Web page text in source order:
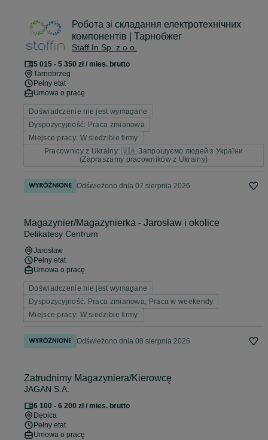
Робота зі складання електротехнічних
компонентів | Тарнобжег
Staff In Sp. z o.o.
5 015 - 5 350 zł / mies. brutto
Tarnobrzeg
Pełny etat
Umowa o pracę
Doświadczenie nie jest wymagane
Dyspozycyjność: Praca zmianowa
Miejsce pracy: W siedzibie firmy
Pracownicy z Ukrainy: 🇺🇦 Запрошуємо людей з України
(Zapraszamy pracowników z Ukrainy)
Odświeżono dnia 07 sierpnia 2026
Magazynier/Magazynierka - Jarosław i okolice
Delikatesy Centrum
Jarosław
Pełny etat
Umowa o pracę
Doświadczenie nie jest wymagane
Dyspozycyjność: Praca zmianowa, Praca w weekendy
Miejsce pracy: W siedzibie firmy
Odświeżono dnia 08 sierpnia 2026
Zatrudnimy Magazyniera/Kierowcę
JAGAN S.A.
6 100 - 6 200 zł / mies. brutto
Dębica
Pełny etat
Umowa o pracę